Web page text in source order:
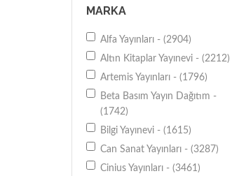
(4854)
Araştırma-İnceleme - (3612)
Masal-Şiir - (3366)
Deneme (Yerli) - (3089)
Diğer - (2930)
İngilizce - (2673)
Genel - (2504)
MARKA
Alfa Yayınları - (2904)
Altın Kitaplar Yayınevi - (2212)
Artemis Yayınları - (1796)
Beta Basım Yayın Dağıtım -
(1742)
Bilgi Yayınevi - (1615)
Can Sanat Yayınları - (3287)
Cinius Yayınları - (3461)